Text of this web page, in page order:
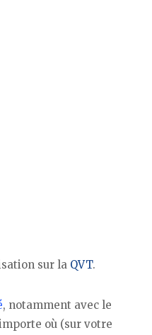
sur la QVT.
, notamment avec le
où (sur votre